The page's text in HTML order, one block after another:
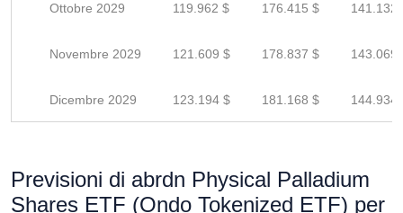
Ottobre 2029 119.962 $ 176.415 $ 141.132
Novembre 2029 121.609 $ 178.837 $ 143.069
Dicembre 2029 123.194 $ 181.168 $ 144.934
Previsioni di abrdn Physical Palladium
Shares ETF (Ondo Tokenized ETF) per